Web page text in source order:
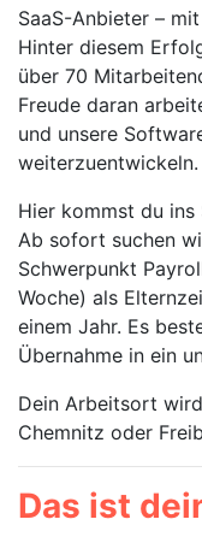
SaaS-Anbieter –
Hinter diesem
über 70
Freude daran
und unsere
weiterzuentwickeln.
Hier kommst du ins
Ab sofort suchen
Schwerpunkt
Woche) als
einem Jahr. Es
Übernahme in ein
Dein Arbeitsort
Chemnitz oder
Das ist